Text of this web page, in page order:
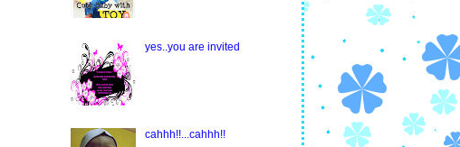
yes..you are invited
cahhh!!...cahhh!!